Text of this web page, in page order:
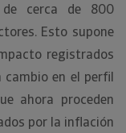
cerca de 800
Esto supone
registrados
cambio en el perfil
ahora proceden
por la inflación